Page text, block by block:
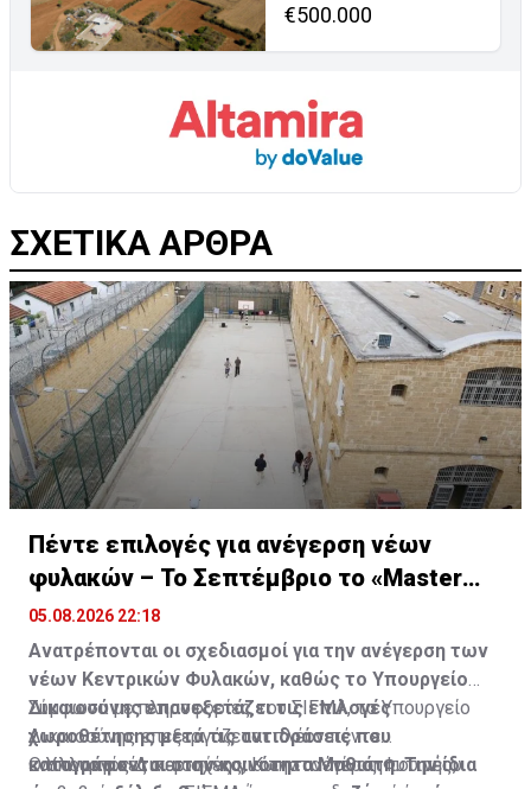
€500.000
ΣΧΕΤΙΚΑ ΑΡΘΡΑ
Πέντε επιλογές για ανέγερση νέων
φυλακών – Το Σεπτέμβριο το «Master
Plan»
05.08.2026 22:18
Ανατρέπονται οι σχεδιασμοί για την ανέγερση των
νέων Κεντρικών Φυλακών, καθώς το Υπουργείο
Δικαιοσύνης επανεξετάζει τις επιλογές
χωροθέτησης μετά τις αντιδράσεις που
καταγράφονται στην κοινότητα Μαθιάτη. Την ίδια
Σύμφωνα με πληροφορίες του ΣΙΓΜΑ, το Υπουργείο
Δικαιοσύνης επεξεργάζεται πλέον πέντε
εναλλακτικές περιοχές για την ανέγερση του νέου
Ο Υπουργός Δικαιοσύνης, Κωνσταντίνος Φυτιρής,